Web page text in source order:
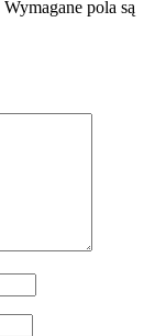
Wymagane pola są